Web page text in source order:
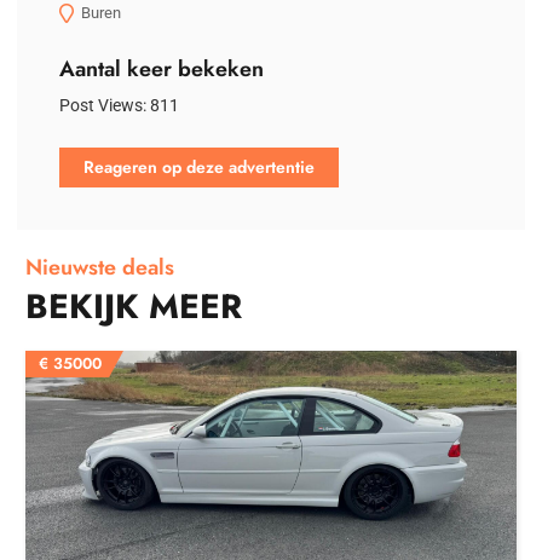
Buren
Aantal keer bekeken
Post Views:811
Reageren op deze advertentie
Nieuwste deals
BEKIJK MEER
€ 35000